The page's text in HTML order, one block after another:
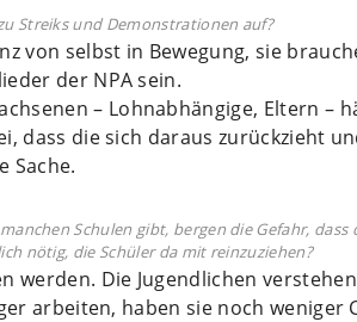
Streiks und Demonstrationen auf?
von selbst in Bewegung, sie
der NPA sein.
– Lohnabhängige, Eltern –
dass die sich daraus zurückzieht
Sache.
Schulen gibt, bergen die Gefahr,
nötig, die Schüler da mit reinzuziehen?
werden. Die Jugendlichen
arbeiten, haben sie noch weniger